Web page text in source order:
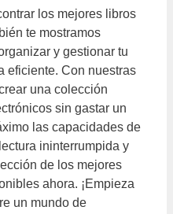
los mejores libros
te mostramos
y gestionar tu
eficiente. Con nuestras
una colección
sin gastar un
las capacidades de
ininterrumpida y
de los mejores
ahora. ¡Empieza
un mundo de